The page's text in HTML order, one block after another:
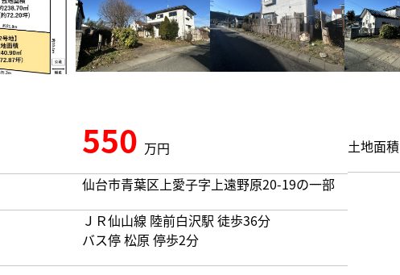
550 万円
仙台市青葉区上愛子字上遠野原20-19の一部
ＪＲ仙山線 陸前白沢駅 徒歩36分
バス停 松原 停歩2分
土地面積